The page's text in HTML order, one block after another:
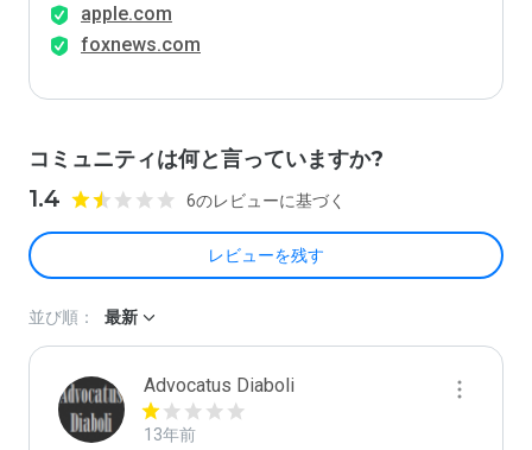
apple.com
foxnews.com
コミュニティは何と言っていますか?
1.4 6のレビューに基づく
レビューを残す
並び順： 最新
Advocatus Diaboli
13年前